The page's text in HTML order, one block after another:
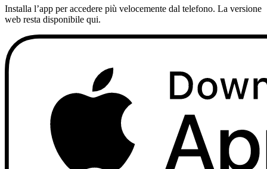
Installa l’app per accedere più velocemente dal telefono. La versione
web resta disponibile qui.